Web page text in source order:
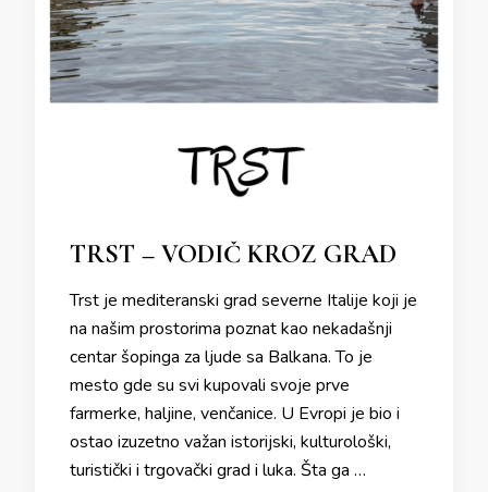
TRST – VODIČ KROZ GRAD
Trst je mediteranski grad severne Italije koji je
na našim prostorima poznat kao nekadašnji
centar šopinga za ljude sa Balkana. To je
mesto gde su svi kupovali svoje prve
farmerke, haljine, venčanice. U Evropi je bio i
ostao izuzetno važan istorijski, kulturološki,
turistički i trgovački grad i luka. Šta ga …